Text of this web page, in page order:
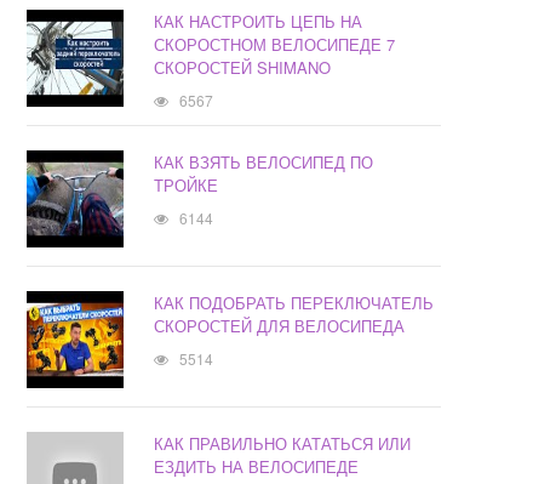
КАК НАСТРОИТЬ ЦЕПЬ НА
СКОРОСТНОМ ВЕЛОСИПЕДЕ 7
СКОРОСТЕЙ SHIMANO
6567
КАК ВЗЯТЬ ВЕЛОСИПЕД ПО
ТРОЙКЕ
6144
КАК ПОДОБРАТЬ ПЕРЕКЛЮЧАТЕЛЬ
СКОРОСТЕЙ ДЛЯ ВЕЛОСИПЕДА
5514
КАК ПРАВИЛЬНО КАТАТЬСЯ ИЛИ
ЕЗДИТЬ НА ВЕЛОСИПЕДЕ